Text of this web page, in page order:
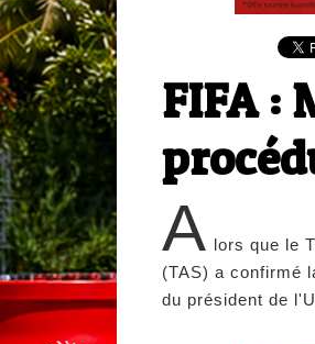
FIFA :
A lors que le
(TAS) a confirmé
du président de